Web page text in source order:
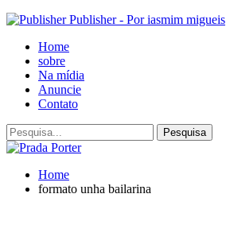
Publisher - Por iasmim migueis
Home
sobre
Na mídia
Anuncie
Contato
Home
formato unha bailarina